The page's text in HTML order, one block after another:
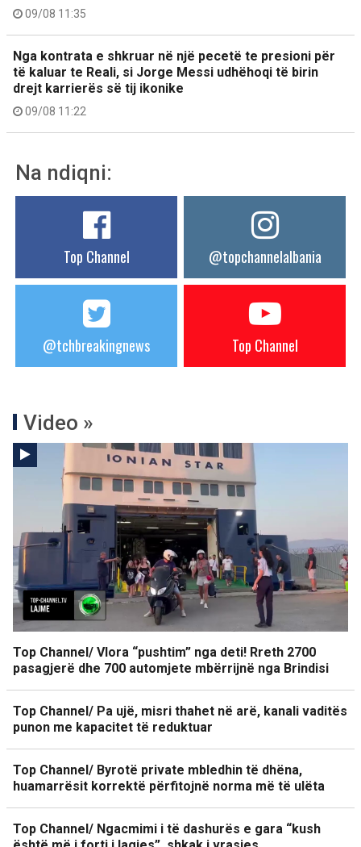
09/08 11:35
Nga kontrata e shkruar në një pecetë te presioni për
të kaluar te Reali, si Jorge Messi udhëhoqi të birin
drejt karrierës së tij ikonike
09/08 11:22
Na ndiqni:
Top Channel @topchannelalbania
@tchbreakingnews Top Channel
Video »
Top Channel/ Vlora “pushtim” nga deti! Rreth 2700
pasagjerë dhe 700 automjete mbërrijnë nga Brindisi
Top Channel/ Pa ujë, misri thahet në arë, kanali vaditës
punon me kapacitet të reduktuar
Top Channel/ Byrotë private mbledhin të dhëna,
huamarrësit korrektë përfitojnë norma më të ulëta
Top Channel/ Ngacmimi i të dashurës e gara “kush